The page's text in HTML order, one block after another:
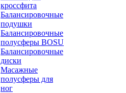
кроссфита
Балансировочные
подушки
Балансировочные
полусферы BOSU
Балансировочные
диски
Масажные
полусферы для
ног